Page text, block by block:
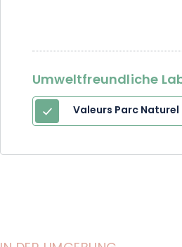
Umweltfreundliche
Valeurs Parc Naturel